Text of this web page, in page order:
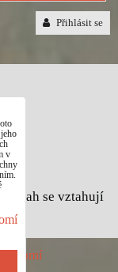
Přihlásit se
obsah se vztahují
v